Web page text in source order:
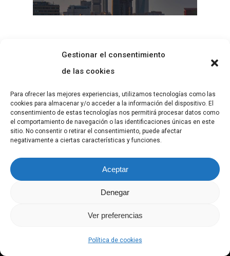
Gestionar el consentimiento
de las cookies
Para ofrecer las mejores experiencias, utilizamos tecnologías como las
cookies para almacenar y/o acceder a la información del dispositivo. El
consentimiento de estas tecnologías nos permitirá procesar datos como
el comportamiento de navegación o las identificaciones únicas en este
sitio. No consentir o retirar el consentimiento, puede afectar
negativamente a ciertas características y funciones.
Aceptar
Denegar
Ver preferencias
Política de cookies
Política de Privacidad
Política de Cookies